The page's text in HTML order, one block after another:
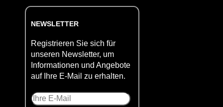
NEWSLETTER
Registrieren Sie sich für
unseren Newsletter, um
Informationen und Angebote
auf Ihre E-Mail zu erhalten.